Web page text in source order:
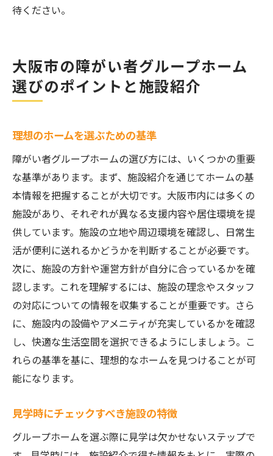
待ください。
大阪市の障がい者グループホーム
選びのポイントと施設紹介
理想のホームを選ぶための基準
障がい者グループホームの選び方には、いくつかの重要
な基準があります。まず、施設紹介を通じてホームの基
本情報を把握することが大切です。大阪市内には多くの
施設があり、それぞれが異なる支援内容や居住環境を提
供しています。施設の立地や周辺環境を確認し、日常生
活が便利に送れるかどうかを判断することが必要です。
次に、施設の方針や運営方針が自分に合っているかを確
認します。これを理解するには、施設の理念やスタッフ
の対応についての情報を収集することが重要です。さら
に、施設内の設備やアメニティが充実しているかを確認
し、快適な生活空間を選択できるようにしましょう。こ
れらの基準を基に、理想的なホームを見つけることが可
能になります。
見学時にチェックすべき施設の特徴
グループホームを選ぶ際に見学は欠かせないステップで